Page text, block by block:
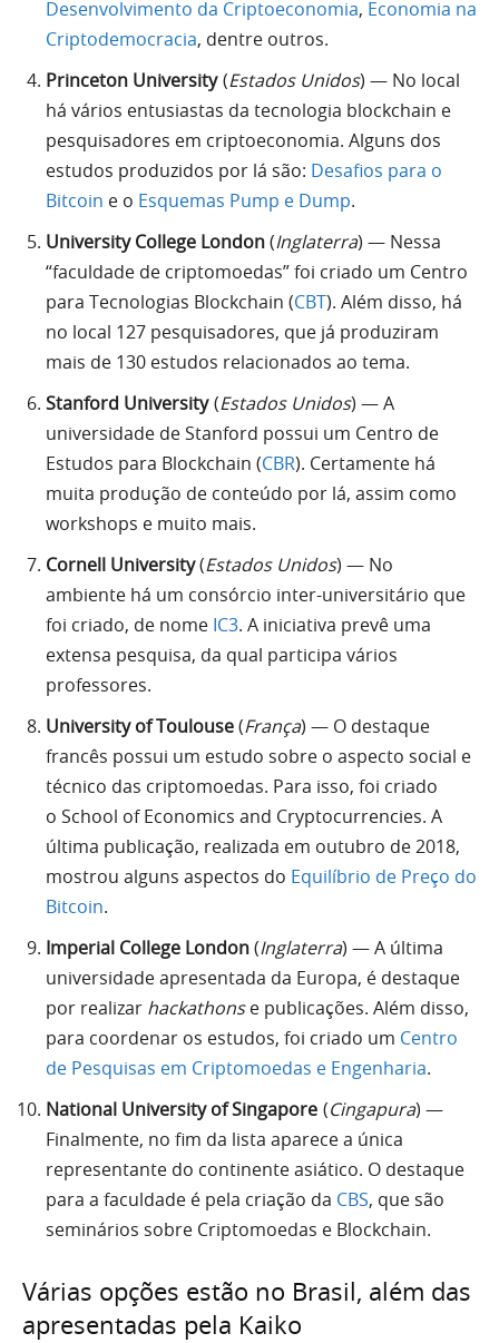
Desenvolvimento da Criptoeconomia, Economia na
Criptodemocracia, dentre outros.
Princeton University(Estados Unidos) — No local
há vários entusiastas da tecnologia blockchain e
pesquisadores em criptoeconomia. Alguns dos
estudos produzidos por lá são: Desafios para o
Bitcoin e o Esquemas Pump e Dump.
University College London(Inglaterra) — Nessa
“faculdade de criptomoedas” foi criado um Centro
para Tecnologias Blockchain (CBT). Além disso, há
no local 127 pesquisadores, que já produziram
mais de 130 estudos relacionados ao tema.
Stanford University(Estados Unidos) — A
universidade de Stanford possui um Centro de
Estudos para Blockchain (CBR). Certamente há
muita produção de conteúdo por lá, assim como
workshops e muito mais.
Cornell University(Estados Unidos) — No
ambiente há um consórcio inter-universitário que
foi criado, de nome IC3. A iniciativa prevê uma
extensa pesquisa, da qual participa vários
professores.
University of Toulouse(França) — O destaque
francês possui um estudo sobre o aspecto social e
técnico das criptomoedas. Para isso, foi criado
o School of Economics and Cryptocurrencies. A
última publicação, realizada em outubro de 2018,
mostrou alguns aspectos do Equilíbrio de Preço do
Bitcoin.
Imperial College London(Inglaterra) — A última
universidade apresentada da Europa, é destaque
por realizar hackathonse publicações. Além disso,
para coordenar os estudos, foi criado um Centro
de Pesquisas em Criptomoedas e Engenharia.
National University of Singapore (Cingapura) —
Finalmente, no fim da lista aparece a única
representante do continente asiático. O destaque
para a faculdade é pela criação da CBS, que são
seminários sobre Criptomoedas e Blockchain.
Várias opções estão no Brasil, além das
apresentadas pela Kaiko